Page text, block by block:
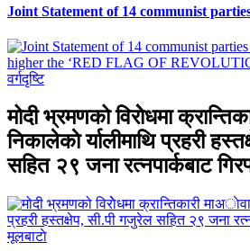
Joint Statement of 14 communist
वर्गदृष्टि
मोदी भ्रमणको विराेेधमा
निकालेकाे र्यालीमाथि प्रहरी
सहित २९ जना रत्नपार्कबाट
मूलबाटाे